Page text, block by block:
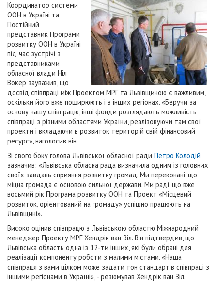
Координатор системи
ООН в Україні та
Постійний
представник Програми
розвитку ООН в Україні
під час зустрічі з
представниками
обласної влади Ніл
Вокер зауважив, що
досвід співпраці між Проектом МРГ та Львівщиною є важливим,
оскільки його вже поширюють і в інших регіонах. «Беручи за
основу нашу співпрацю, інші фонди розглядають можливість
співпраці з різними областями України, реалізовуючи там свої
проекти і вкладаючи в розвиток територій свій фінансовий
ресурс», наголосив він.
Зі свого боку голова Львівської обласної ради Петро Колодій
зазначив: «Львівська обласна рада визначила одним із головних
своїх завдань сприяння розвитку громад. Ми переконані, що
міцна громада є основою сильної держави. Ми раді, що вже
восьмий рік Програма розвитку ООН та Проект «Місцевий
розвиток, орієнтований на громаду» успішно працюють на
Львівщині».
Високо оцінив співпрацю з Львівською областю Міжнародний
менеджер Проекту МРГ Хендрік ван Зіл. Він підтвердив, що
Львівська область одна із 12-ти інших, які були обрані для
реалізації компоненту роботи з малими містами. «Наша
співпраця з вами цілком може задати тон стандартів співпраці з
іншими регіонами в Україні», - резюмував Хендрік ван Зіл.